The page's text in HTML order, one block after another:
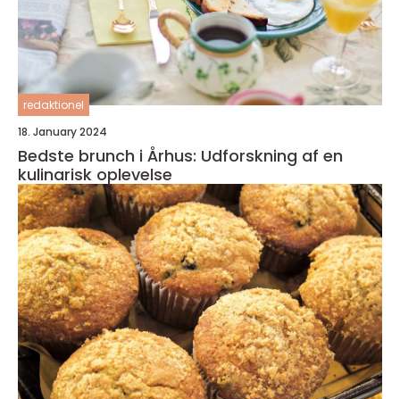
redaktionel
18. January 2024
Bedste brunch i Århus: Udforskning af en
kulinarisk oplevelse